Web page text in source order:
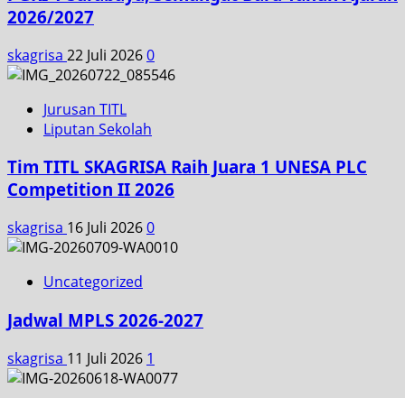
2026/2027
skagrisa 22 Juli 20260
Jurusan TITL
Liputan Sekolah
Tim TITL SKAGRISA Raih Juara 1 UNESA PLC
Competition II 2026
skagrisa 16 Juli 20260
Uncategorized
Jadwal MPLS 2026-2027
skagrisa 11 Juli 2026 1